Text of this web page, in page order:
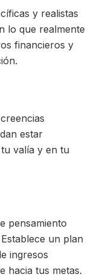
y realistas
lo que realmente
financieros y
estar
valía y en tu
pensamiento
un plan
ingresos
hacia tus metas.